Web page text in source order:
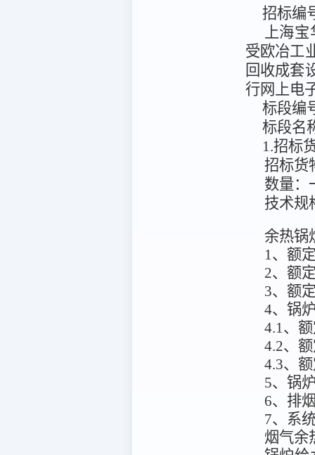
招标编
上海
受欧冶工
回收成套
行网上电
标段编
标段名
1.招标
招标货
数量：
技术规
余热锅
1、额
2、额
3、额
4、锅
4.1、
4.2、
4.3、
5、锅
6、排
7、系
烟气余